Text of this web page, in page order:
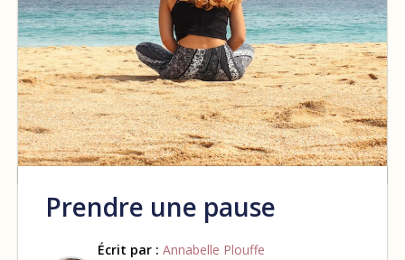
Prendre une pause
Écrit par : Annabelle Plouffe